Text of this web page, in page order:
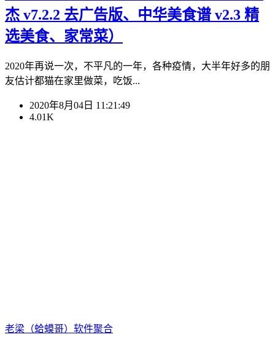
杰 v7.2.2 去广告版、中华美食谱 v2.3 精
选美食、家常菜）
2020年再说一次，不平凡的一年，各种疫情，大半年好多的朋
友估计都猫在家里做菜，吃饭...
2020年8月04日 11:21:49
4.01K
老梁（蛤蟆哥） 软件聚合